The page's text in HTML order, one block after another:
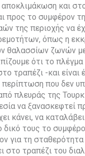
και
προς το συμφέρον
της περιοχής να
όπως η
θαλασσίων ζωνών
ότι το πλέγμα
τραπέζι -και είναι
που δεν
πλευράς της
να ξανασκεφτεί
κάνει, να
δικό τους το
για τη
στο τραπέζι του